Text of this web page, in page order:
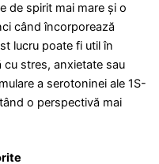
de spirit mai mare și o
când încorporează
lucru poate fi util în
stres, anxietate sau
a serotoninei ale 1S-
o perspectivă mai